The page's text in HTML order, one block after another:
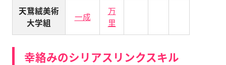
天鵞絨美術
大学組
一成
万
里
幸絡みのシリアスリンクスキル